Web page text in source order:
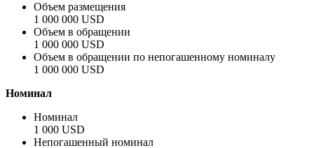
Financia Credit, акция привилегированная
Объём
Объем размещения
1 000 000 USD
1 000 000 USD
1 000 000 USD
Номинал